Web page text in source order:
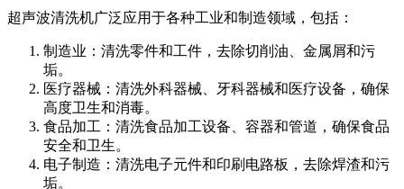
超声波清洗机广泛应用于各种工业和制造领域，包括：
制造业：清洗零件和工件，去除切削油、金属屑和污
垢。
医疗器械：清洗外科器械、牙科器械和医疗设备，确保
高度卫生和消毒。
食品加工：清洗食品加工设备、容器和管道，确保食品
安全和卫生。
电子制造：清洗电子元件和印刷电路板，去除焊渣和污
垢。